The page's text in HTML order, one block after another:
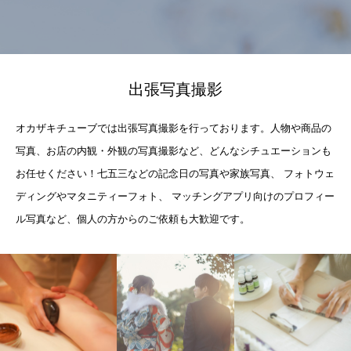
出張写真撮影
オカザキチューブでは出張写真撮影を行っております。人物や商品の
写真、お店の内観・外観の写真撮影など、どんなシチュエーションも
お任せください！七五三などの記念日の写真や家族写真、 フォトウェ
ディングやマタニティーフォト、 マッチングアプリ向けのプロフィー
ル写真など、個人の方からのご依頼も大歓迎です。